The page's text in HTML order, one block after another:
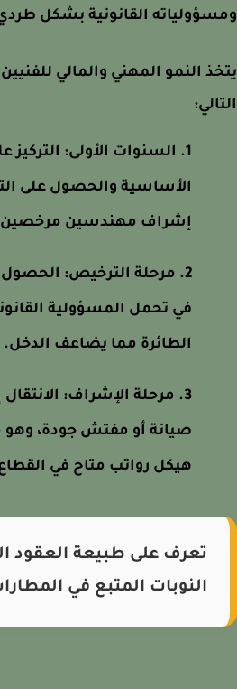
القانونية بشكل طردي
النمو المهني والمالي للفنيين
السنوات الأولى: التركيز
الأساسية والحصول على
إشراف مهندسين مرخصين.
في تحمل المسؤولية
الطائرة مما يضاعف الدخل.
مرحلة الإشراف: الانتقال
صيانة أو مفتش جودة، وهو ما
هيكل رواتب متاح في القطاع.
تعرف على طبيعة العقود
النوبات المتبع في المطارات